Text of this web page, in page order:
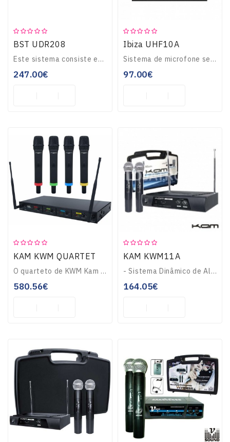
OUTLET
BST UDR208
Este sistema consiste em um receptor UHF e 2 microfones UHF de mão.Banda de frequência UHF (frequência harmonizada CEE)8 frequências selecionáveis ​​por canalEc..
247.00€
Ibiza UHF10A
Sistema de microfone sem fio UHF que consiste em um transmissor de microfone de mão com um cartucho de boa qualidade e um receptor equipado com uma tela LCD.&nb..
97.00€
KAM KWM QUARTET
O quarteto de KWM Kam é o mais recente no intervalo de Kam KWM. Após o sucesso dos modelos anteriores, o novo sistema de microfone de Kam inclui 4 wireless, tát..
580.56€
KAM KWM11A
- Sistema Dinâmico de Alteração de Frequências- Filtro de banda entreita multi-nívelar- Baixas interferências em frequências VHF- Saída Áudio XLR Balanceada- An..
164.05€